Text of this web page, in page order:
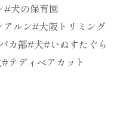
#犬の保育園
ルン#大阪トリミング
カ部#犬#いぬすたぐら
テディベアカット